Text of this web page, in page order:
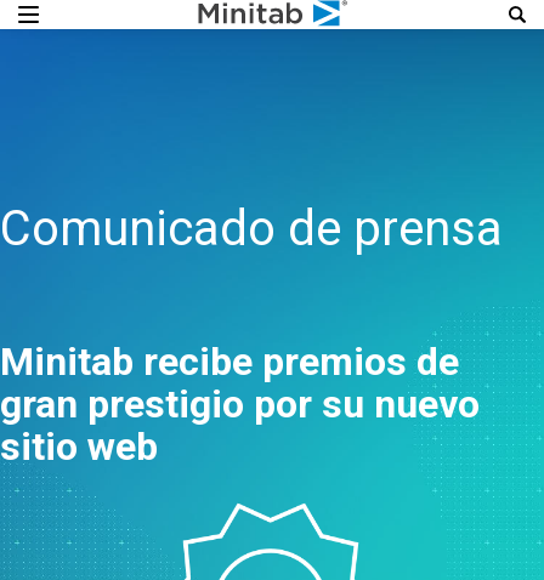
Comunicado de prensa
Minitab recibe premios de
gran prestigio por su nuevo
sitio web